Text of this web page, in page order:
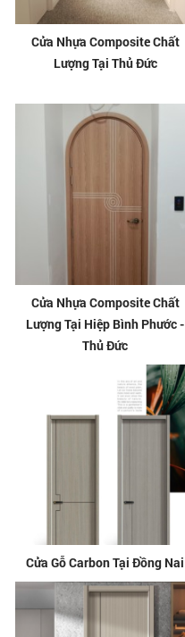
Cửa Nhựa Composite Chất
Lượng Tại Thủ Đức
Cửa Nhựa Composite Chất
Lượng Tại Hiệp Bình Phước -
Thủ Đức
Cửa Gỗ Carbon Tại Đồng Nai